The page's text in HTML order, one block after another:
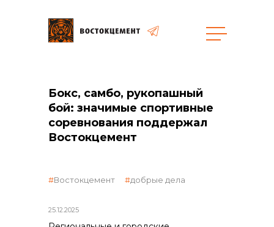
общая информация
объявленные закупки
Бокс, самбо, рукопашный
бой: значимые спортивные
соревнования поддержал
Востокцемент
25.12.2025
Востокцемент добрые дела